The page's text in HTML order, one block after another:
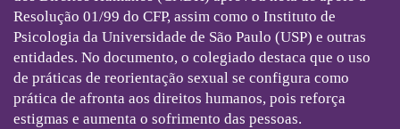
Resolução 01/99 do CFP, assim como o Instituto de
Psicologia da Universidade de São Paulo (USP) e outras
entidades. No documento, o colegiado destaca que o uso
de práticas de reorientação sexual se configura como
prática de afronta aos direitos humanos, pois reforça
estigmas e aumenta o sofrimento das pessoas.